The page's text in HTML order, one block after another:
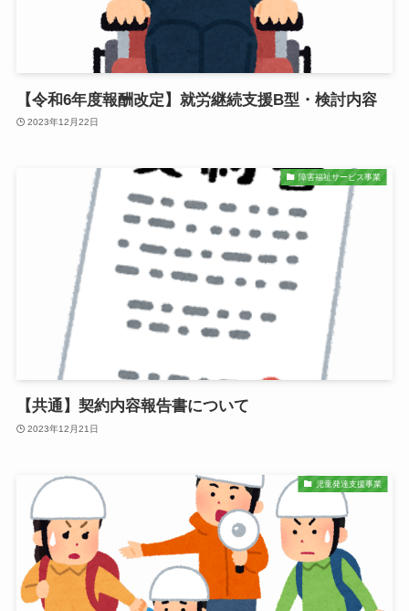
【令和6年度報酬改定】就労継続支援B型・検討内容
2023年12月22日
障害福祉サービス事業
【共通】契約内容報告書について
2023年12月21日
児童発達支援事業